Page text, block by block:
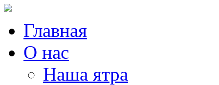
Главная
О нас
Наша ятра